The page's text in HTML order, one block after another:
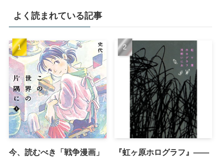
よく読まれている記事
今、読むべき「戦争漫画」
『虹ヶ原ホログラフ』——